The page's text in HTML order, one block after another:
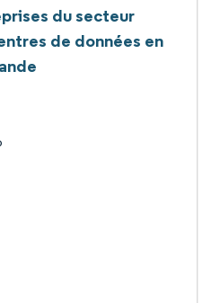
du secteur
de données en